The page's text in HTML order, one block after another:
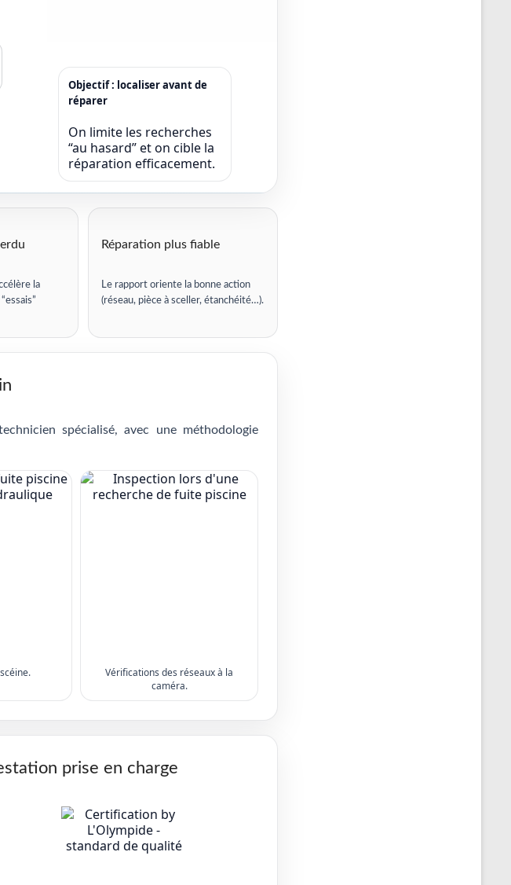
Objectif : localiser avant de
réparer
On limite les recherches
“au hasard” et on cible la
réparation efficacement.
la
Réparation plus fiable
Le rapport oriente la bonne action
(réseau, pièce à sceller, étanchéité…).
spécialisé, avec une méthodologie
Vérifications des réseaux à la
caméra.
prise en charge